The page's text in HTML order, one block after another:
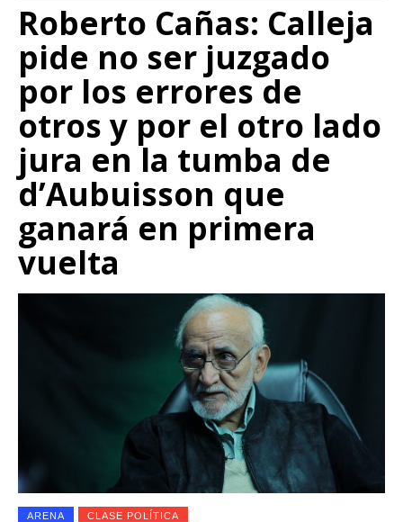
Roberto Cañas: Calleja
pide no ser juzgado
por los errores de
otros y por el otro lado
jura en la tumba de
d’Aubuisson que
ganará en primera
vuelta
ARENA CLASE POLÍTICA